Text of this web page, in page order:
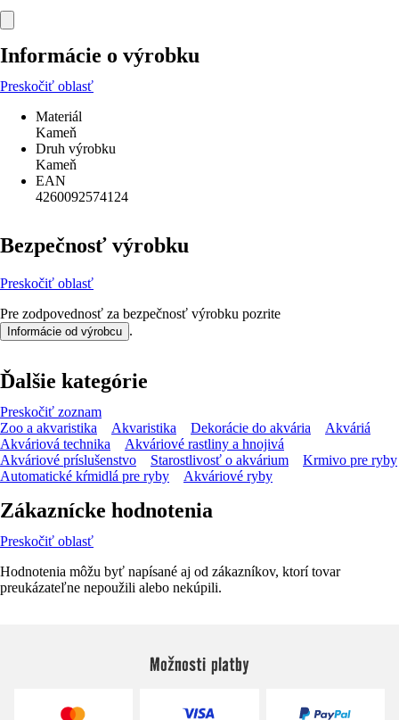
Informácie o výrobku
Preskočiť oblasť
Materiál
Kameň
Druh výrobku
Kameň
EAN
4260092574124
Bezpečnosť výrobku
Preskočiť oblasť
Pre zodpovednosť za bezpečnosť výrobku pozrite
Informácie od výrobcu .
Ďalšie kategórie
Preskočiť zoznam
Zoo a akvaristika
Akvaristika Dekorácie do akvária
Akváriá
Akváriová technika
Akváriové rastliny a hnojivá
Akváriové príslušenstvo
Starostlivosť o akvárium
Krmivo pre ryby
Automatické kŕmidlá pre ryby
Akváriové ryby
Zákaznícke hodnotenia
Preskočiť oblasť
Hodnotenia môžu byť napísané aj od zákazníkov, ktorí tovar
preukázateľne nepoužili alebo nekúpili.
Možnosti platby